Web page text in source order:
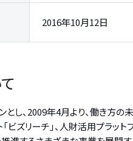
2016年10月12日
とし、2009年4月より、働き
ズリーチ」、人財活用プラット